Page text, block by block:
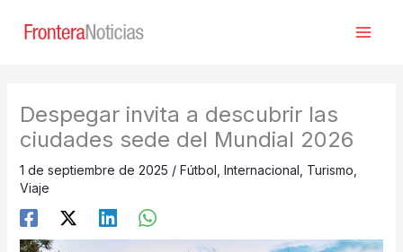
Despegar invita a descubrir las
ciudades sede del Mundial 2026
1 de septiembre de 2025 / Fútbol Internacional Turismo
Viaje